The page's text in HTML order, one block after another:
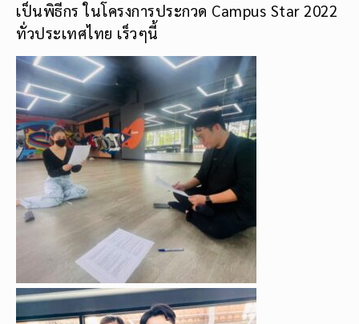
เป็นพิธีกร ในโครงการประกวด Campus Star 2022
ทั่วประเทศไทย เร็วๆนี้